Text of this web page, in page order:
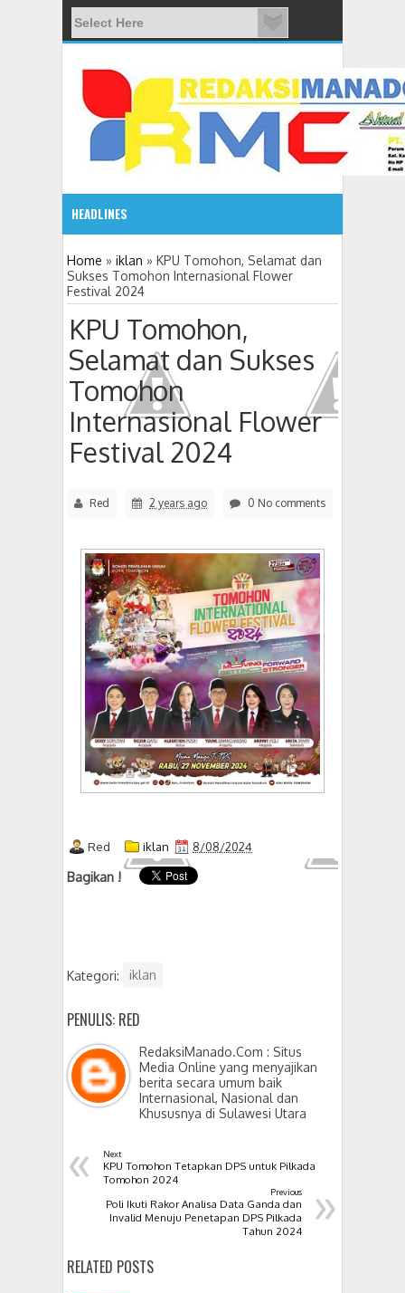
HEADLINES
12:37 PM
Kapolres Tomohon, Inspektur Upacara Hari Bhayangkara
Home » iklan » KPU Tomohon, Selamat dan
Sukses Tomohon Internasional Flower
Festival 2024
KPU Tomohon,
Selamat dan Sukses
Tomohon
Internasional Flower
Festival 2024
Red 2 years ago 0 No comments
Red iklan 8/08/2024
Bagikan !
Kategori: iklan
PENULIS: RED
RedaksiManado.Com : Situs
Media Online yang menyajikan
berita secara umum baik
Internasional, Nasional dan
Khususnya di Sulawesi Utara
« Next
KPU Tomohon Tetapkan DPS untuk Pilkada
Tomohon 2024
»
Previous
Poli Ikuti Rakor Analisa Data Ganda dan
Invalid Menuju Penetapan DPS Pilkada
Tahun 2024
RELATED POSTS